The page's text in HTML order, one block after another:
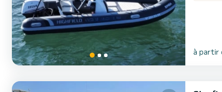
à partir